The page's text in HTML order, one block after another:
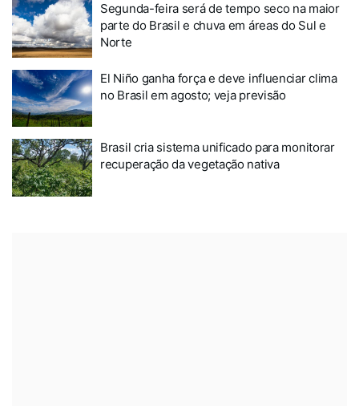
Segunda-feira será de tempo seco na maior
parte do Brasil e chuva em áreas do Sul e
Norte
El Niño ganha força e deve influenciar clima
no Brasil em agosto; veja previsão
Brasil cria sistema unificado para monitorar
recuperação da vegetação nativa